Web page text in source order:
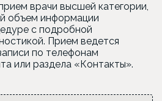
врачи высшей категории,
объем информации
с подробной
Прием ведется
по телефонам
или раздела «Контакты».